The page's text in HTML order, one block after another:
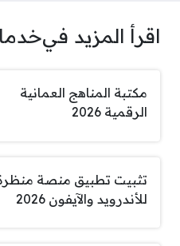
اقرأ المزيد في
مكتبة المناهج العمانية
الرقمية 2026
تثبيت تطبيق منصة
للأندرويد والآيفون 2026